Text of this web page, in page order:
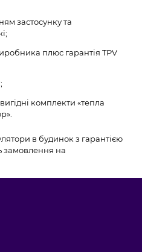
застосунку та
плюс гарантія TPV
комплекти «тепла
в будинок з гарантією
замовлення на